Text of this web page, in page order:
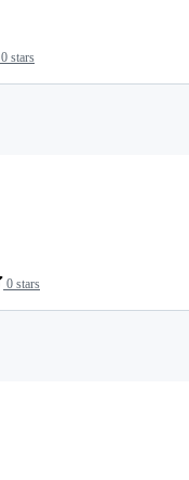
0 stars
0 stars